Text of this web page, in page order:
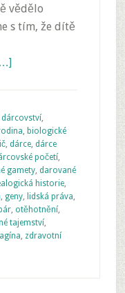
vědělo
s tím, že dítě
,
, biologické
, dárce, dárce
početí,
gamety, darované
historie,
, geny, lidská práva,
, otěhotnění,
tajemství,
, zdravotní